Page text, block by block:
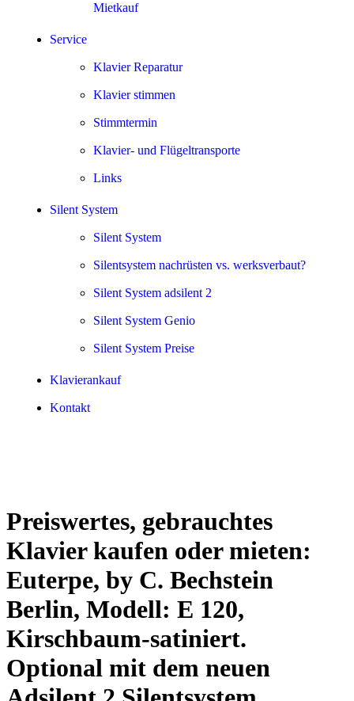
Mietkauf
Service
Klavier Reparatur
Klavier stimmen
Stimmtermin
Klavier- und Flügeltransporte
Links
Silent System
Silent System
Silentsystem nachrüsten vs. werksverbaut?
Silent System adsilent 2
Silent System Genio
Silent System Preise
Klavierankauf
Kontakt
Preiswertes, gebrauchtes
Klavier kaufen oder mieten:
Euterpe, by C. Bechstein
Berlin, Modell: E 120,
Kirschbaum-satiniert.
Optional mit dem neuen